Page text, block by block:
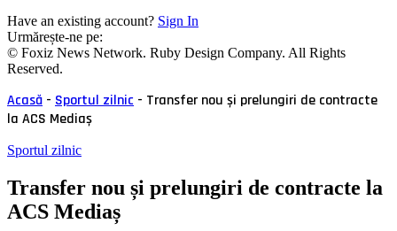
Have an existing account? Sign In
Urmărește-ne pe:
© Foxiz News Network. Ruby Design Company. All Rights
Reserved.
Acasă - Sportul zilnic - Transfer nou și prelungiri de contracte
la ACS Mediaș
Sportul zilnic
Transfer nou și prelungiri de contracte la
ACS Mediaș